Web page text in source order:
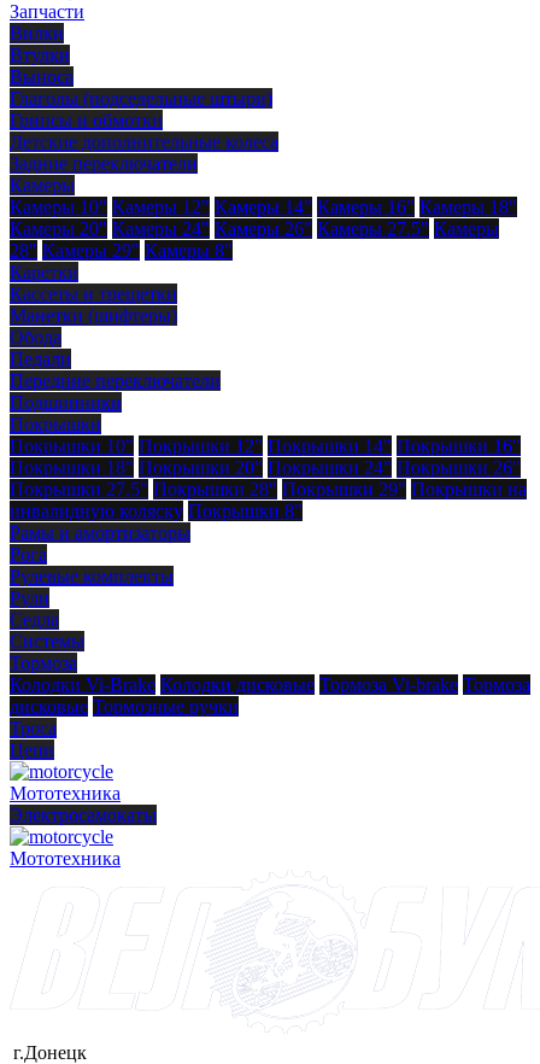
Запчасти
Вилки
Втулки
Выноса
Глаголы (подседельные штыри)
Грипсы и обмотки
Детские дополнительные колеса
Задние переключатели
Камеры
Камеры 10" Камеры 12" Камеры 14" Камеры 16" Камеры 18"
Камеры 20" Камеры 24" Камеры 26" Камеры 27.5" Камеры
28" Камеры 29" Камеры 8"
Каретки
Кассеты и трещетки
Манетки (шифтеры)
Обода
Педали
Передние переключатели
Подшипники
Покрышки
Покрышки 10" Покрышки 12" Покрышки 14" Покрышки 16"
Покрышки 18" Покрышки 20" Покрышки 24" Покрышки 26"
Покрышки 27.5" Покрышки 28" Покрышки 29" Покрышки на
инвалидную коляску Покрышки 8"
Рамы и амортизаторы
Рога
Рулевые комплекты
Рули
Седла
Системы
Тормоза
Колодки Vi-Brake Колодки дисковые Тормоза Vi-brake Тормоза
дисковые Тормозные ручки
Троса
Цепи
Мототехника
Электросамокаты
Мототехника
г.Донецк